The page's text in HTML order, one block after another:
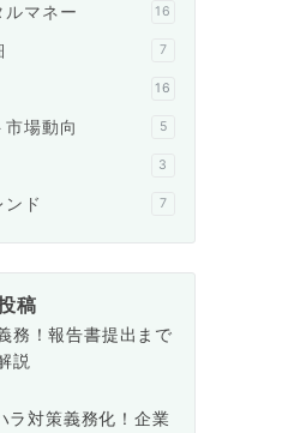
ルマネー 16
7
16
場動向 5
3
ド 7
稿
務！報告書提出まで
説
ラ対策義務化！企業